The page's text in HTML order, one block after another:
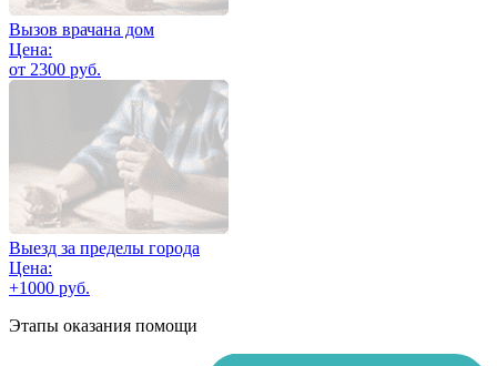
Вызов врачана дом
Цена:
от 2300 руб.
Выезд за пределы города
Цена:
+1000 руб.
Этапы оказания помощи